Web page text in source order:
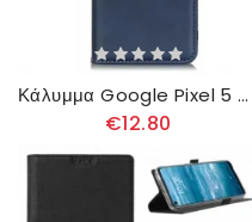
Κάλυμμα Google Pixel 5 Θήκη Flip Διπλό Πτερύγιο
€12.80